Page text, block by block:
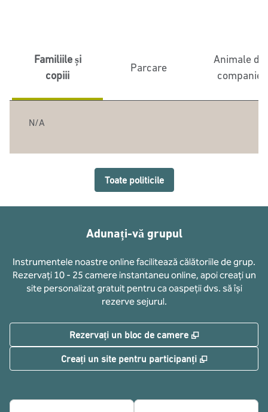
Familiile și
copiii
Parcare
Animale de
companie
N/A
Toate politicile
Adunați-vă grupul
Instrumentele noastre online facilitează călătoriile de grup.
Rezervați 10 - 25 camere instantaneu online, apoi creați un
site personalizat gratuit pentru ca oaspeții dvs. să își
rezerve sejurul.
Rezervați un bloc de camere ,
Creați un site pentru participanți ,